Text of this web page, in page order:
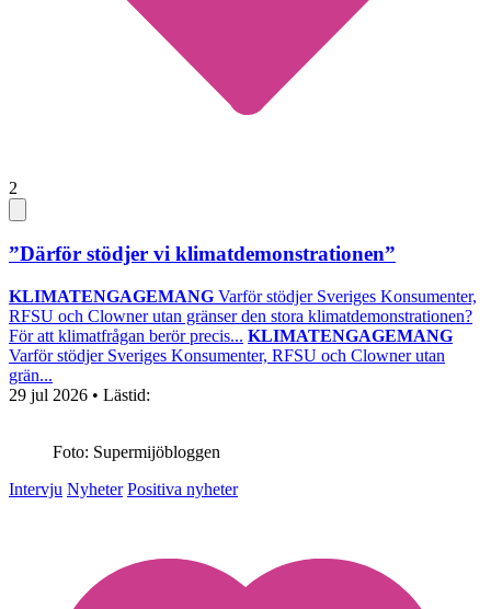
2
”Därför stödjer vi klimatdemonstrationen”
KLIMATENGAGEMANG Varför stödjer Sveriges Konsumenter,
RFSU och Clowner utan gränser den stora klimatdemonstrationen?
För att klimatfrågan berör precis... KLIMATENGAGEMANG
Varför stödjer Sveriges Konsumenter, RFSU och Clowner utan
grän...
29 jul 2026 • Lästid:
Foto: Supermijöbloggen
Intervju Nyheter Positiva nyheter